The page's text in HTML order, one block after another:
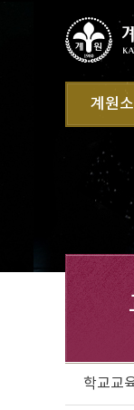
계원
캠퍼스 소개
교직원 소개
법인 소개
학교교